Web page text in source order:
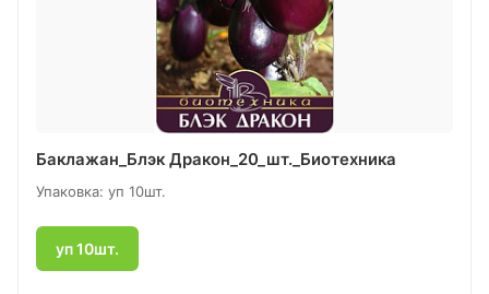
Баклажан_Блэк Дракон_20_шт._Биотехника
Упаковка: уп 10шт.
уп 10шт.